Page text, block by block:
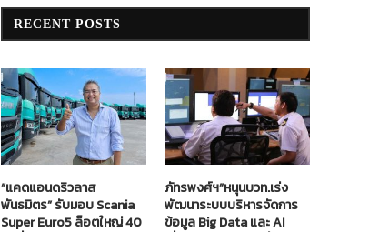
RECENT POSTS
“แคดแอนดริวลาส
พันธมิตร” รับมอบ Scania
Super Euro5 ล็อตใหญ่ 40
ภัทรพงศ์ฯ”หนุนบวท.เร่ง
พัฒนาระบบบริหารจัดการ
ข้อมูล Big Data และ AI